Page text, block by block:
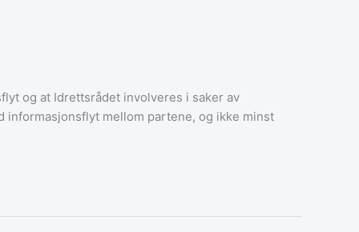
og at Idrettsrådet involveres i saker av
informasjonsflyt mellom partene, og ikke minst